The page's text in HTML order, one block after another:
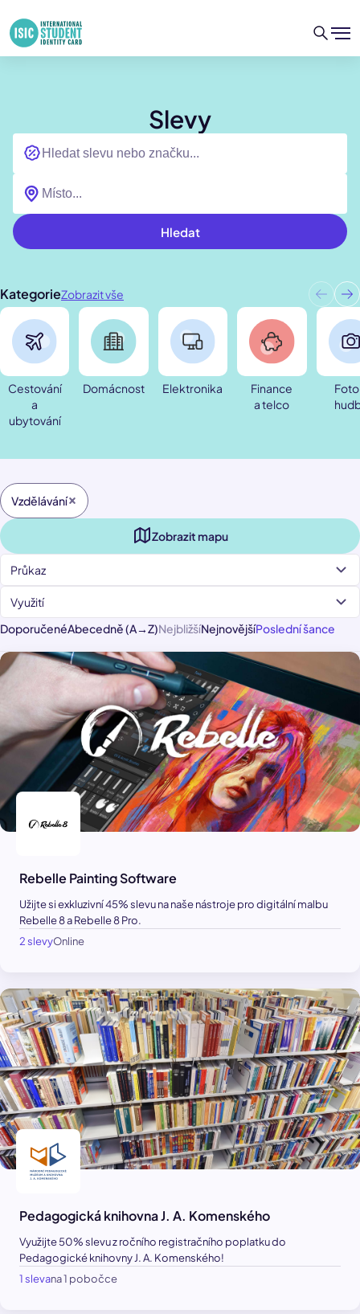
Slevy
Hledat
KategorieZobrazit vše
Cestování
a
ubytování
Domácnost Elektronika
Finance
a telco
Vzdělávání
Zobrazit mapu
Průkaz
Využití
DoporučenéAbecedně (A→Z)NejbližšíNejnovějšíPoslední šance
Rebelle Painting Software
Užijte si exkluzivní 45% slevu na naše nástroje pro digitální malbu
Rebelle 8 a Rebelle 8 Pro.
2 slevyOnline
Pedagogická knihovna J. A. Komenského
Využijte 50% slevu z ročního registračního poplatku do
Pedagogické knihovny J. A. Komenského!
1 slevana 1 pobočce